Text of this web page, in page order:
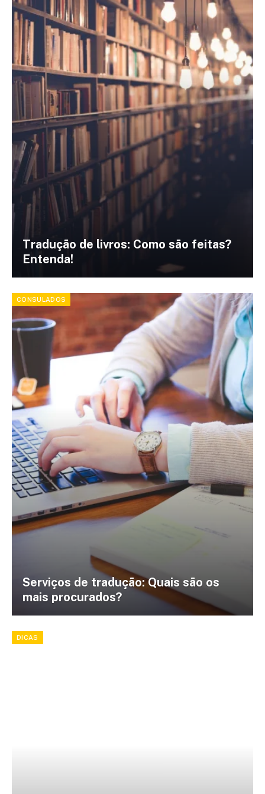
Tradução de livros: Como são feitas?
Entenda!
CONSULADOS
Serviços de tradução: Quais são os
mais procurados?
DICAS